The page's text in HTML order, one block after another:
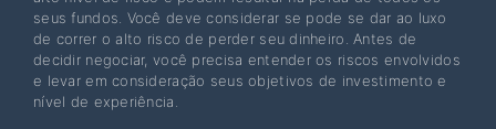
seus fundos. Você deve considerar se pode se dar ao luxo
de correr o alto risco de perder seu dinheiro. Antes de
decidir negociar, você precisa entender os riscos envolvidos
e levar em consideração seus objetivos de investimento e
nível de experiência.